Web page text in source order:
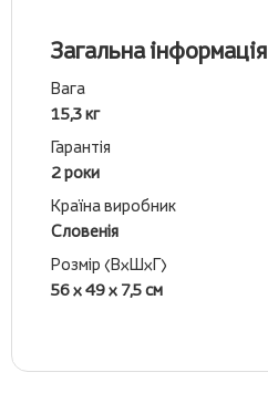
Загальна інформація
Вага
15,3 кг
Гарантія
2 роки
Країна виробник
Словенія
Розмір (ВхШхГ)
56 х 49 х 7,5 см